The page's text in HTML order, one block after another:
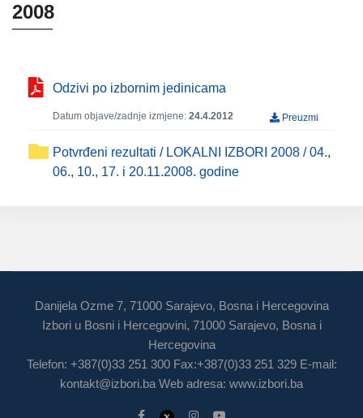
2008
Odzivi po izbornim jedinicama
Datum objave/zadnje izmjene: 24.4.2012 Preuzmi
Potvrđeni rezultati / LOKALNI IZBORI 2008 / 04.,
06., 10., 17. i 20.11.2008. godine
Danijela Ozme 7, 71000 Sarajevo, Bosna i Hercegovina
Izbori u Bosni i Hercegovini, 71000 Sarajevo, Bosna i
Hercegovina
Telefon: +387(0)33 251 300 Fax:+387(0)33 251 329 E-mail:
kontakt@izbori.ba Web adresa: www.izbori.ba